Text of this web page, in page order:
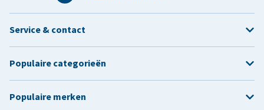
Service & contact
Populaire categorieën
Populaire merken